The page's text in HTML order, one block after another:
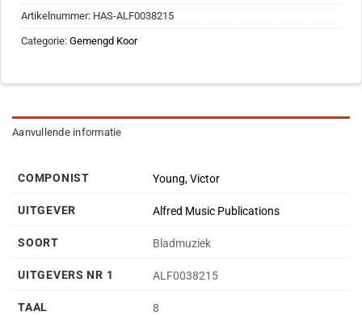
Artikelnummer: HAS-ALF0038215
Categorie: Gemengd Koor
Aanvullende informatie
COMPONIST Young, Victor
UITGEVER Alfred Music Publications
SOORT Bladmuziek
UITGEVERS NR 1 ALF0038215
TAAL 8